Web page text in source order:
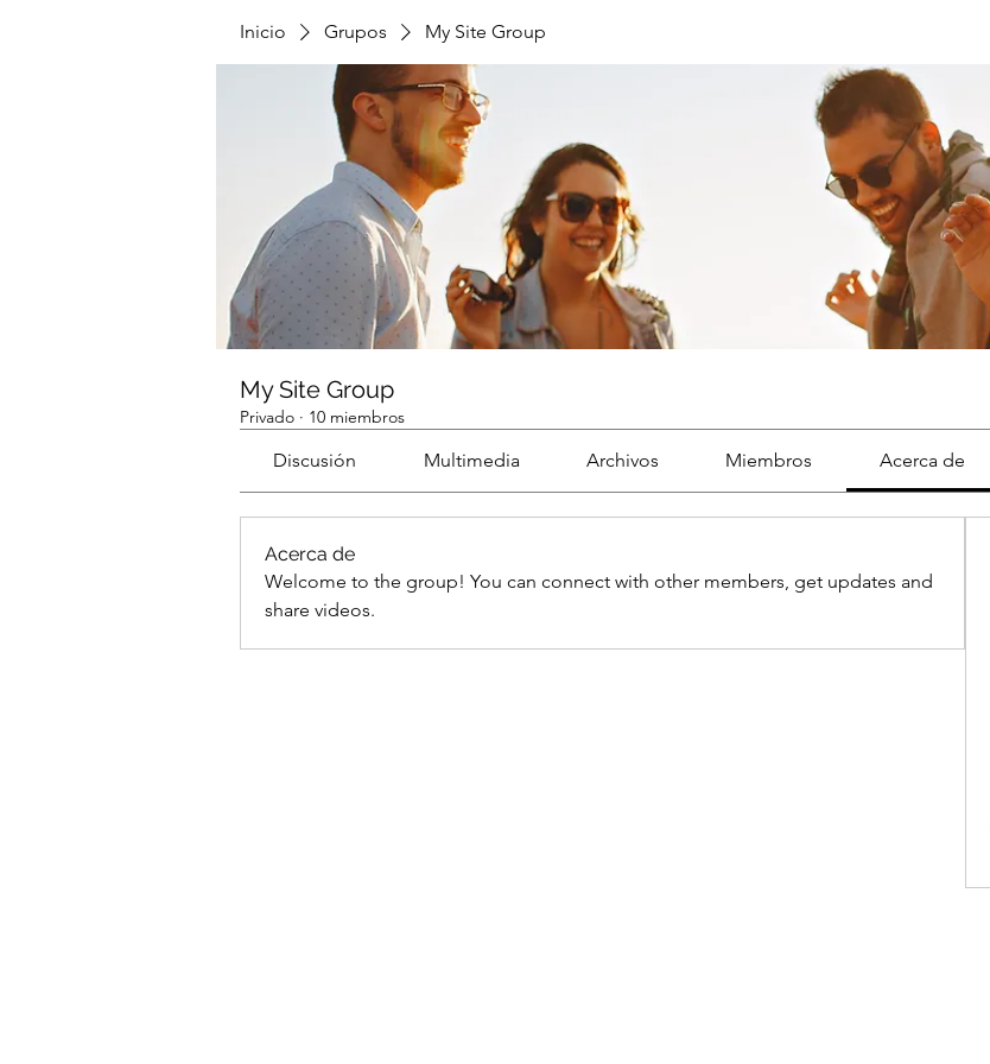
Inicio Grupos My Site Group
My Site Group
Privado · 10 miembros
Discusión Multimedia Archivos Miembros Acerca de
Acerca de
Welcome to the group! You can connect with other members, get updates and
share videos.